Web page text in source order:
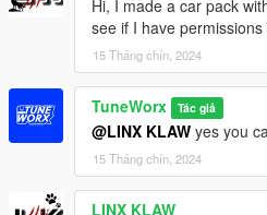
Hi, I made a car pack
see if I have
15 Tháng chín, 2024
TuneWorx Tác giả
@LINX KLAW yes you
15 Tháng chín, 2024
LINX KLAW